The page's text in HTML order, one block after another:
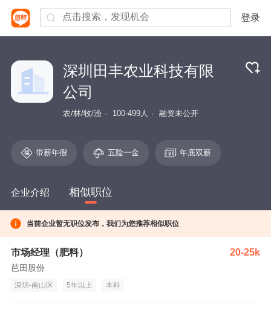
登录
深圳田丰农业科技有限
公司
农/林/牧/渔 100-499人 融资未公开
带薪年假 五险一金 年底双薪
企业介绍 相似职位
当前企业暂无职位发布，我们为您推荐相似职位
市场经理（肥料） 20-25k
芭田股份
深圳-南山区 5年以上 本科